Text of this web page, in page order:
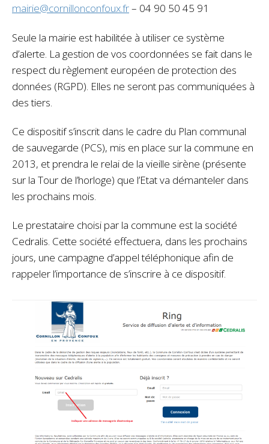
mairie@cornillonconfoux.fr– 04 90 50 45 91
Seule la mairie est habilitée à utiliser ce système
d’alerte. La gestion de vos coordonnées se fait dans le
respect du règlement européen de protection des
données (RGPD). Elles ne seront pas communiquées à
des tiers.
Ce dispositif s’inscrit dans le cadre du Plan communal
de sauvegarde (PCS), mis en place sur la commune en
2013, et prendra le relai de la vieille sirène (présente
sur la Tour de l’horloge) que l’Etat va démanteler dans
les prochains mois.
Le prestataire choisi par la commune est la société
Cedralis. Cette société effectuera, dans les prochains
jours, une campagne d’appel téléphonique afin de
rappeler l’importance de s’inscrire à ce dispositif.